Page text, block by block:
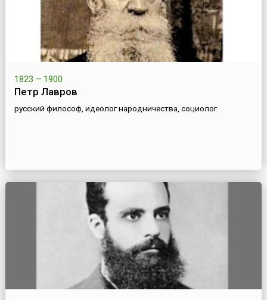
1823 — 1900
Петр Лавров
русский философ, идеолог народничества, социолог